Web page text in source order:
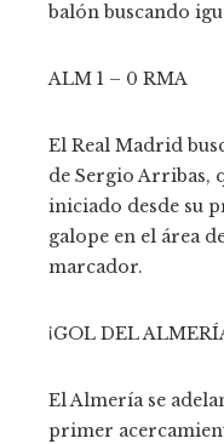
balón buscando
ALM 1 – 0 RMA
El Real Madrid
de Sergio Arribas,
iniciado desde su
galope en el área
marcador.
¡GOL DEL
El Almería se
primer